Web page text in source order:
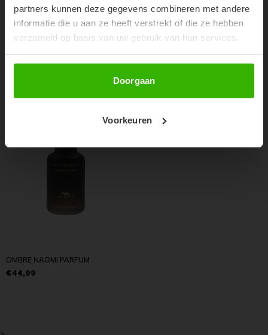
partners kunnen deze gegevens combineren met andere
informatie die u aan ze heeft verstrekt of die ze hebben
verzameld op basis van uw gebruik van hun services.
Doorgaan
Voorkeuren
RECENTE ARTIKELEN
OMBRE NAOMI PARFUM
€44,99